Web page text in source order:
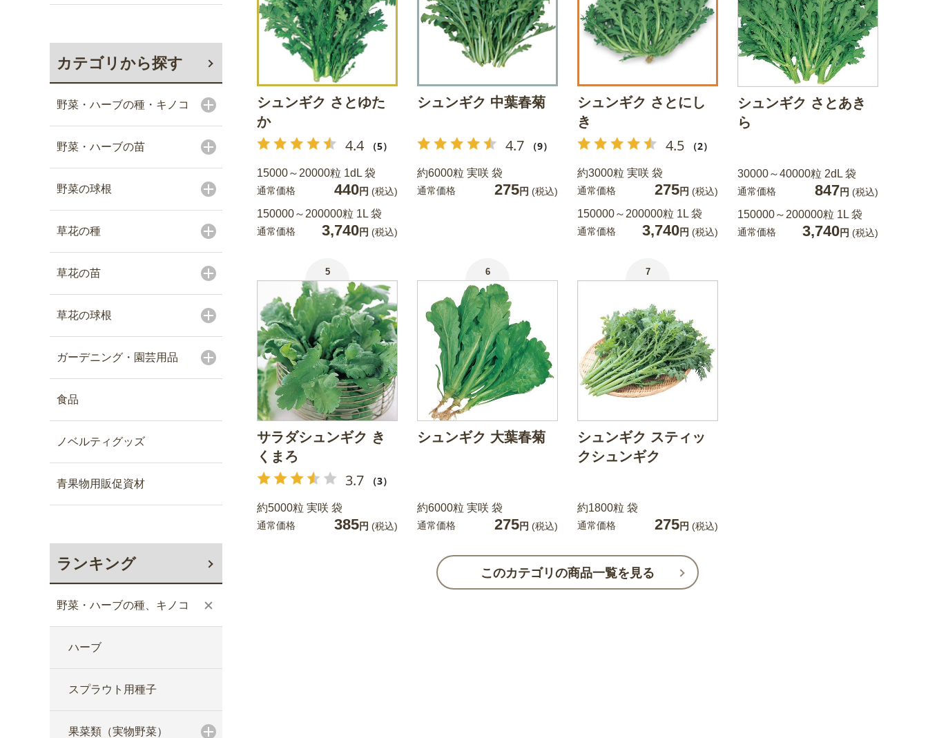
カテゴリから探す
野菜・ハーブの種・キノコ
野菜・ハーブの苗
野菜の球根
草花の種
草花の苗
草花の球根
ガーデニング・園芸用品
食品
ノベルティグッズ
青果物用販促資材
ランキング
野菜・ハーブの種、キノコ
ハーブ
スプラウト用種子
果菜類（実物野菜）
シュンギク さとゆた
か
4.4 （5）
15000～20000粒 1dL 袋
通常価格 440円 (税込)
150000～200000粒 1L 袋
通常価格 3,740円 (税込)
シュンギク 中葉春菊
4.7 （9）
約6000粒 実咲 袋
通常価格 275円 (税込)
シュンギク さとにし
き
4.5 （2）
約3000粒 実咲 袋
通常価格 275円 (税込)
150000～200000粒 1L 袋
通常価格 3,740円 (税込)
シュンギク さとあき
ら
30000～40000粒 2dL 袋
通常価格 847円 (税込)
150000～200000粒 1L 袋
通常価格 3,740円 (税込)
5
サラダシュンギク き
くまろ
3.7 （3）
約5000粒 実咲 袋
通常価格 385円 (税込)
6
シュンギク 大葉春菊
約6000粒 実咲 袋
通常価格 275円 (税込)
7
シュンギク スティッ
クシュンギク
約1800粒 袋
通常価格 275円 (税込)
このカテゴリの商品一覧を見る